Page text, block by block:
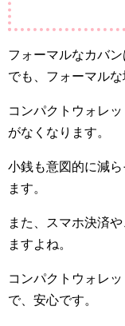
フォーマルなカバ
でも、フォーマル
コンパクトウォレ
がなくなります。
小銭も意図的に減
ます。
また、スマホ決済
ますよね。
コンパクトウォレ
で、安心です。